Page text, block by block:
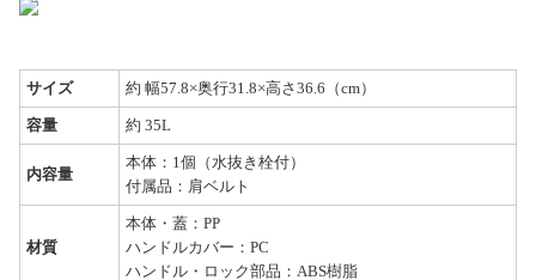
サイズ 約 幅57.8×奥行31.8×高さ36.6（cm）
容量 約 35L
内容量
本体：1個（水抜き栓付）
付属品：肩ベルト
材質
本体・蓋：PP
ハンドルカバー：PC
ハンドル・ロック部品：ABS樹脂